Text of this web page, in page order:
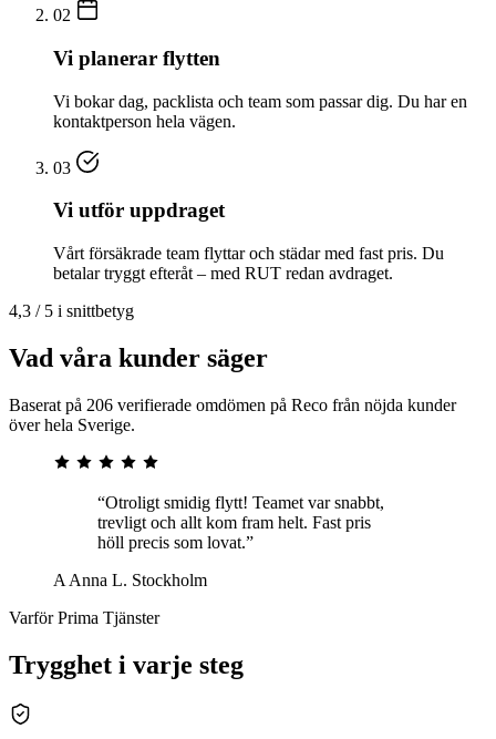
02
Vi planerar flytten
Vi bokar dag, packlista och team som passar dig. Du har en
kontaktperson hela vägen.
03
Vi utför uppdraget
Vårt försäkrade team flyttar och städar med fast pris. Du
betalar tryggt efteråt – med RUT redan avdraget.
4,3 / 5 i snittbetyg
Vad våra kunder säger
Baserat på 206 verifierade omdömen på Reco från nöjda kunder
över hela Sverige.
“Otroligt smidig flytt! Teamet var snabbt,
trevligt och allt kom fram helt. Fast pris
höll precis som lovat.”
A Anna L. Stockholm
Varför Prima Tjänster
Trygghet i varje steg